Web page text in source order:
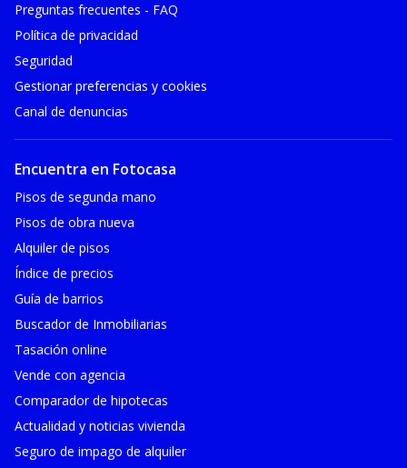
Preguntas frecuentes - FAQ
Política de privacidad
Seguridad
Gestionar preferencias y cookies
Canal de denuncias
Encuentra en Fotocasa
Pisos de segunda mano
Pisos de obra nueva
Alquiler de pisos
Índice de precios
Guía de barrios
Buscador de Inmobiliarias
Tasación online
Vende con agencia
Comparador de hipotecas
Actualidad y noticias vivienda
Seguro de impago de alquiler